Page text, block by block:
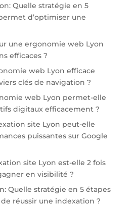
Quelle stratégie en 5
d’optimiser une
une ergonomie web Lyon
efficaces ?
web Lyon efficace
clés de navigation ?
web Lyon permet-elle
digitaux efficacement ?
site Lyon peut-elle
puissantes sur Google
site Lyon est-elle 2 fois
en visibilité ?
Quelle stratégie en 5 étapes
réussir une indexation ?